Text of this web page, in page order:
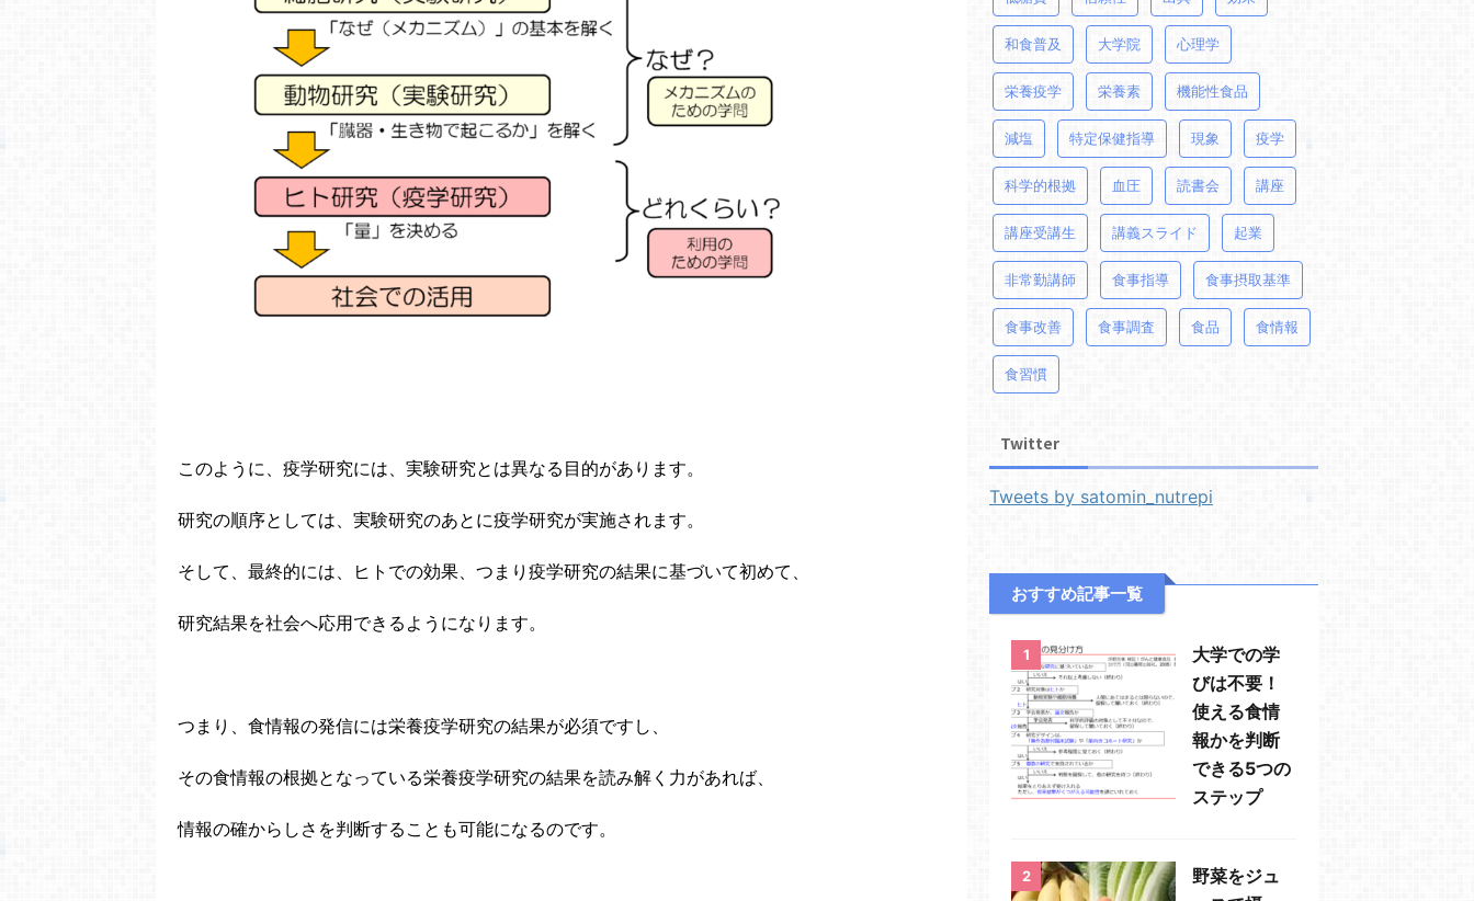
このように、疫学研究には、実験研究とは異なる目的があります。
研究の順序としては、実験研究のあとに疫学研究が実施されます。
そして、最終的には、ヒトでの効果、つまり疫学研究の結果に基づいて初めて、
研究結果を社会へ応用できるようになります。
つまり、食情報の発信には栄養疫学研究の結果が必須ですし、
その食情報の根拠となっている栄養疫学研究の結果を読み解く力があれば、
情報の確からしさを判断することも可能になるのです。
和食普及 大学院 心理学
栄養疫学 栄養素 機能性食品
減塩 特定保健指導 現象 疫学
科学的根拠 血圧 読書会 講座
講座受講生 講義スライド 起業
非常勤講師 食事指導 食事摂取基準
食事改善 食事調査 食品 食情報
食習慣
Twitter
Tweets by satomin_nutrepi
おすすめ記事一覧
1
大学での学
びは不要！
使える食情
報かを判断
できる5つの
ステップ
2
野菜をジュ